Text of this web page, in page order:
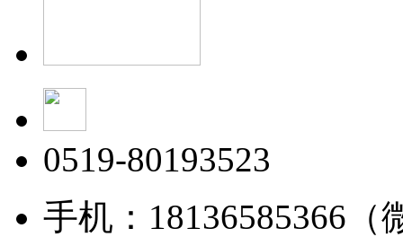
0519-80193523
手机：18136585366（